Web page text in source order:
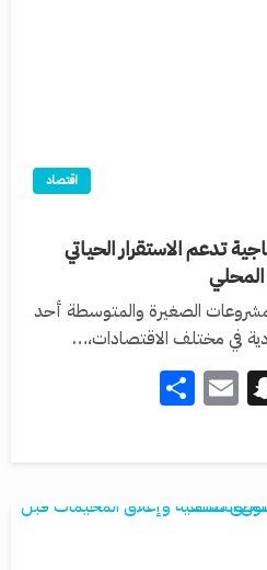
اقتصاد
تدعم الاستقرار الحياتي
الصغيرة والمتوسطة أحد
في مختلف الاقتصادات،…
Snapchat
Email